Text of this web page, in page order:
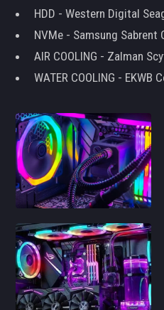
HDD - Western Digital
NVMe - Samsung Sabrent
AIR COOLING - Zalman
WATER COOLING - EKWB